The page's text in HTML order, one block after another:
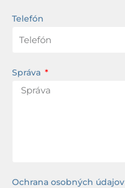
Telefón
Správa
Ochrana osobných údajov